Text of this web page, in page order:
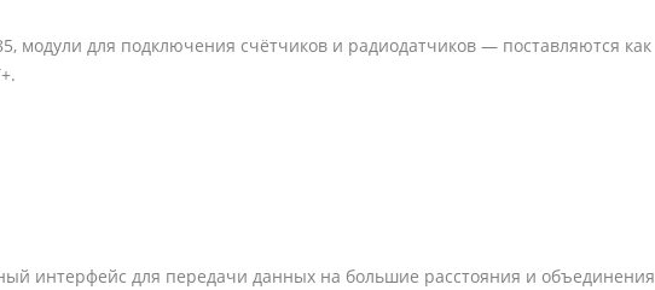
модули для подключения счётчиков и радиодатчиков — поставляются как
интерфейс для передачи данных на большие расстояния и объединения